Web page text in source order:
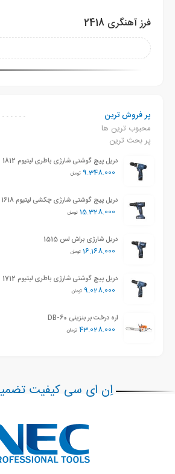
فرز آهنگری 2418
پر فروش ترین
محبوب ترین ها
پر بحث ترین
دریل پیچ گوشتی شارژی باطری لیتیوم 1812
9.348.000 تومان
دریل پیچ گوشتی شارژی چکشی لیتیوم 1618
15.328.000 تومان
دریل شارژی براش لس 1515
16.168.000 تومان
دریل پیچ گوشتی شارژی باطری لیتیوم 1712
9.028.000 تومان
اره درخت بر بنزینی DB-60
43.028.000 تومان
اِن ای سی کیفیت